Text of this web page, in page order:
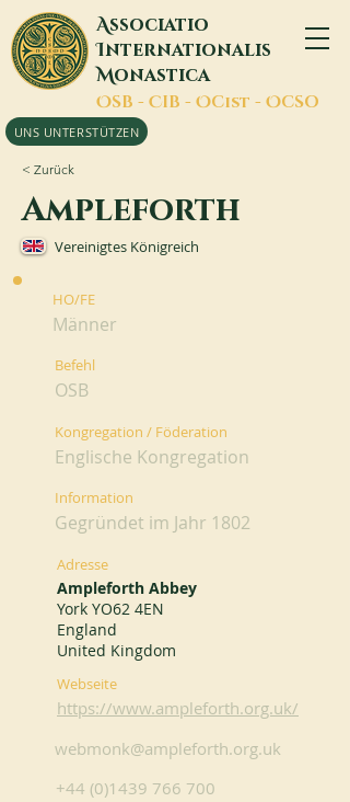
Associatio
Internationalis
Monastica
OSB - CIB - OCist - OCSO
UNS UNTERSTÜTZEN
< Zurück
Ampleforth
Vereinigtes Königreich
HO/FE
Männer
Befehl
OSB
Kongregation / Föderation
Englische Kongregation
Information
Gegründet im Jahr 1802
Adresse
Ampleforth Abbey
York YO62 4EN
England
United Kingdom
Webseite
https://www.ampleforth.org.uk/
webmonk@ampleforth.org.uk
+44 (0)1439 766 700